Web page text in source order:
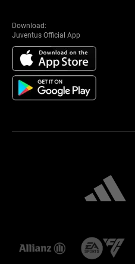
Download:
Juventus Official App